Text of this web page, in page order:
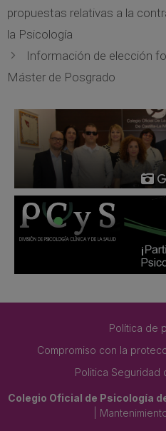
propuestas relativas a la
la Psicología
Información de elección
Máster de Posgrado
Política de
Compromiso con la
Politica Seguridad
Colegio Oficial de Psicología
|